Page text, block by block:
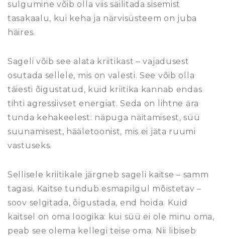
sulgumine võib olla viis säilitada sisemist
tasakaalu, kui keha ja närvisüsteem on juba
häires.
Sageli võib see alata kriitikast – vajadusest
osutada sellele, mis on valesti. See võib olla
täiesti õigustatud, kuid kriitika kannab endas
tihti agressiivset energiat. Seda on lihtne ära
tunda kehakeelest: näpuga näitamisest, süü
suunamisest, hääletoonist, mis ei jäta ruumi
vastuseks.
Sellisele kriitikale järgneb sageli kaitse – samm
tagasi. Kaitse tundub esmapilgul mõistetav –
soov selgitada, õigustada, end hoida. Kuid
kaitsel on oma loogika: kui süü ei ole minu oma,
peab see olema kellegi teise oma. Nii libiseb